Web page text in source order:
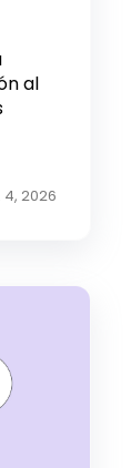
al
4, 2026